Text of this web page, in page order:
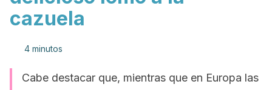
cazuela
4 minutos
Cabe destacar que, mientras que en Europa las